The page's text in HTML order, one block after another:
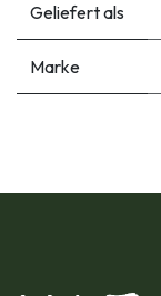
Geliefert als
Marke